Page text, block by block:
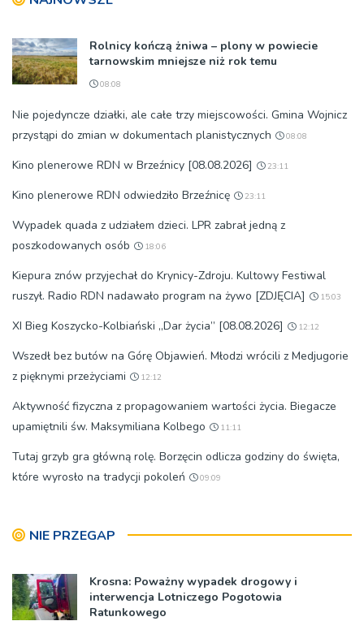
Rolnicy kończą żniwa – plony w powiecie
tarnowskim mniejsze niż rok temu
08:08
Nie pojedyncze działki, ale całe trzy miejscowości. Gmina Wojnicz
przystąpi do zmian w dokumentach planistycznych
08:08
Kino plenerowe RDN w Brzeźnicy [08.08.2026] 23:11
Kino plenerowe RDN odwiedziło Brzeźnicę 23:11
Wypadek quada z udziałem dzieci. LPR zabrał jedną z
poszkodowanych osób
18:06
Kiepura znów przyjechał do Krynicy-Zdroju. Kultowy Festiwal
ruszył. Radio RDN nadawało program na żywo [ZDJĘCIA]
15:03
XI Bieg Koszycko-Kolbiański „Dar życia” [08.08.2026] 12:12
Wszedł bez butów na Górę Objawień. Młodzi wrócili z Medjugorie
z pięknymi przeżyciami
12:12
Aktywność fizyczna z propagowaniem wartości życia. Biegacze
upamiętnili św. Maksymiliana Kolbego
11:11
Tutaj grzyb gra główną rolę. Borzęcin odlicza godziny do święta,
które wyrosło na tradycji pokoleń
09:09
NIE PRZEGAP
Krosna: Poważny wypadek drogowy i
interwencja Lotniczego Pogotowia
Ratunkowego